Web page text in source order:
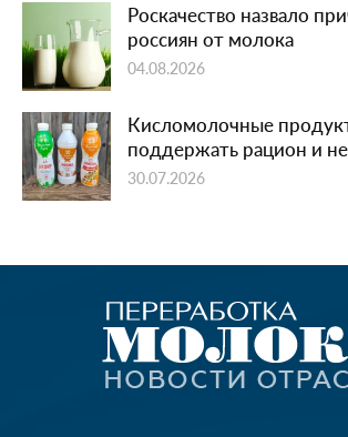
Роскачество назвало
россиян от молока
04.08.2026
Кисломолочные
поддержать рацион и
30.07.2026